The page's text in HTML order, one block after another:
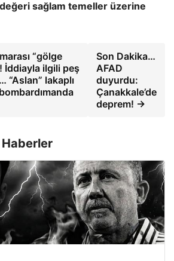
sağlam temeller üzerine
“gölge
İddiayla ilgili peş
“Aslan” lakaplı
Son Dakika…
AFAD
duyurdu:
Çanakkale’de
deprem! →